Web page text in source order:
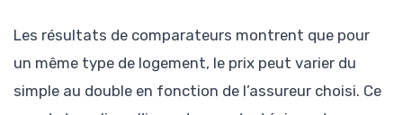
Les résultats de comparateurs montrent que pour
un même type de logement, le prix peut varier du
simple au double en fonction de l’assureur choisi. Ce